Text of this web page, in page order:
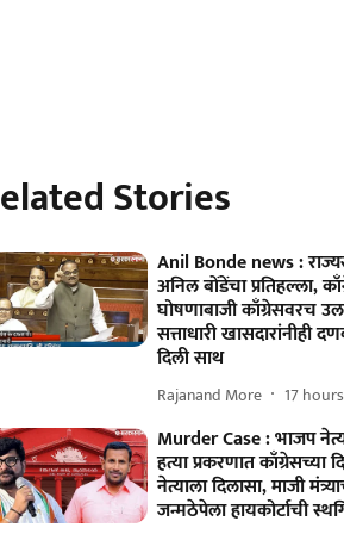
Stories
Anil Bonde news :
अनिल बोंडेंचा प्रतिहल्ला,
घोषणाबाजी काँग्रेसवरच
सत्ताधारी खासदारांनीही
दिली साथ
Rajanand More 17
Murder Case : भाजप
हत्या प्रकरणात काँग्रेसच्या
नेत्याला दिलासा, माजी
जन्मठेपेला हायकोर्टाची